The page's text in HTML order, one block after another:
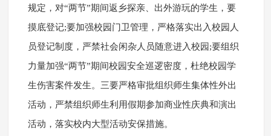
规定，对“两节”期间返乡探亲、出外游玩的学生，要
摸底登记;要加强校园门卫管理，严格落实出入校园人
员登记制度，严禁社会闲杂人员随意进入校园;要组织
力量加强“两节”期间校园安全巡逻密度，杜绝校园学
生伤害案件发生。三要严格审批组织师生集体性外出
活动，严禁组织师生利用假期参加商业性庆典和演出
活动，落实校内大型活动安保措施。